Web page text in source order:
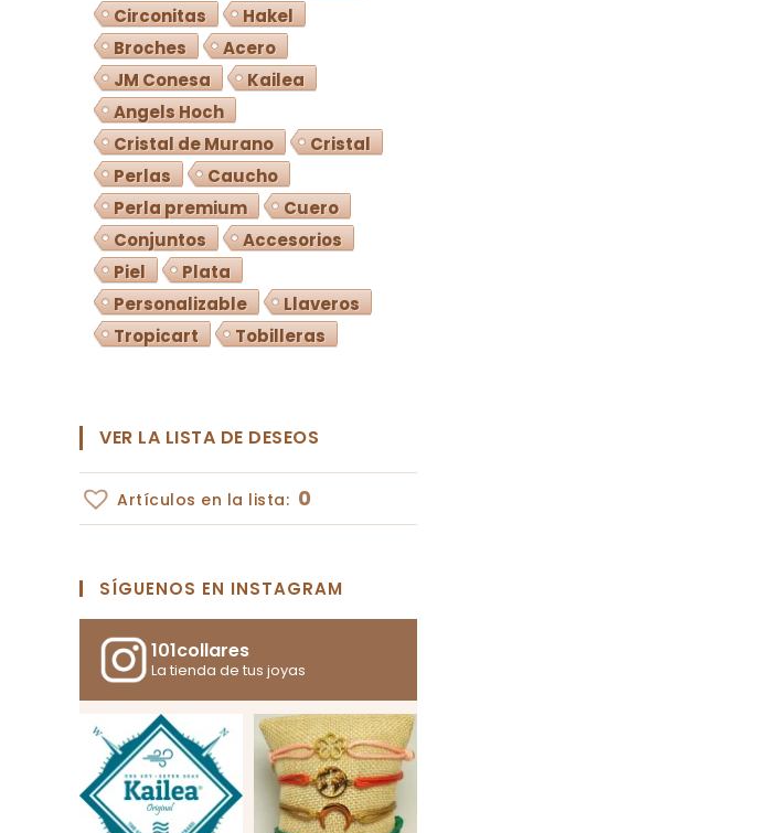
Circonitas
Hakel
Broches
Acero
JM Conesa
Kailea
Angels Hoch
Cristal de Murano
Cristal
Perlas
Caucho
Perla premium
Cuero
Conjuntos
Accesorios
Piel
Plata
Personalizable
Llaveros
Tropicart
Tobilleras
VER LA LISTA DE DESEOS
Artículos en la lista: 0
SÍGUENOS EN INSTAGRAM
101collares
La tienda de tus joyas